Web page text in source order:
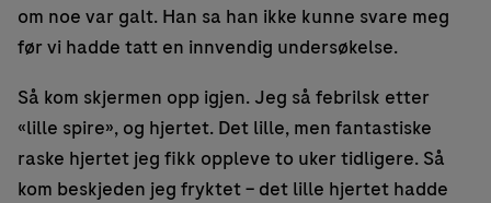
om noe var galt. Han sa han ikke kunne svare meg
før vi hadde tatt en innvendig undersøkelse.
Så kom skjermen opp igjen. Jeg så febrilsk etter
«lille spire», og hjertet. Det lille, men fantastiske
raske hjertet jeg fikk oppleve to uker tidligere. Så
kom beskjeden jeg fryktet – det lille hjertet hadde